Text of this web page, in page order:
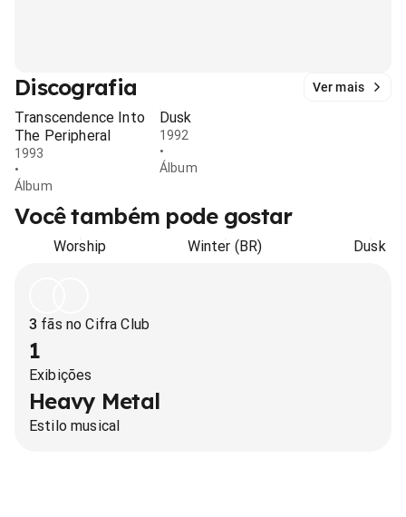
Discografia Ver mais
Transcendence Into
The Peripheral
1993
•
Álbum
Dusk
1992
•
Álbum
Você também pode gostar
Worship Winter (BR) Dusk
3 fãs no Cifra Club
1
Exibições
Heavy Metal
Estilo musical